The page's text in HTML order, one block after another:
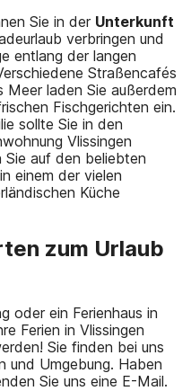
Sie in der Unterkunft
verbringen und
entlang der langen
Straßencafés
laden Sie außerdem
Fischgerichten ein.
sollte Sie in den
Vlissingen
Sie auf den beliebten
einem der vielen
Küche
zum Urlaub
oder ein Ferienhaus in
Ferien in Vlissingen
Sie finden bei uns
und Umgebung. Haben
Sie uns eine E-Mail.